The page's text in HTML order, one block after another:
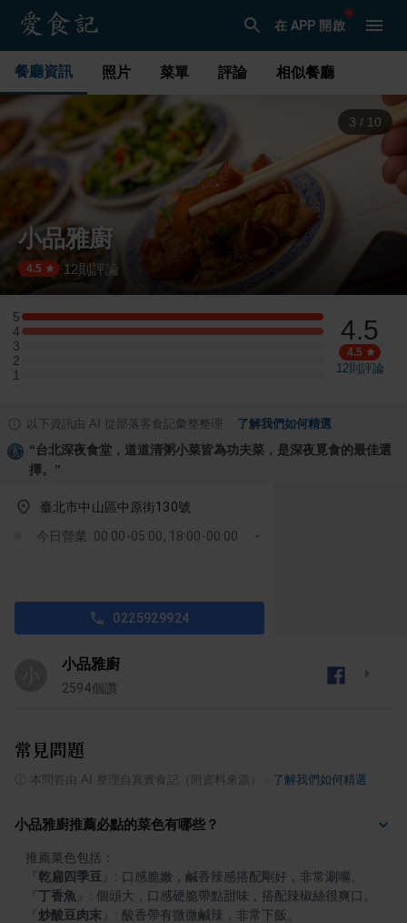
在 APP 開啟
餐廳資訊 照片 菜單 評論 相似餐廳
3 / 10
小品雅廚
4.5 ·12則評論
5
5 星：1 則評論
4
4 星：1 則評論
3
3 星：0 則評論
2
2 星：0 則評論
1
1 星：0 則評論
4.5
4.5
12則評論
以下資訊由 AI 從部落客食記彙整整理 了解我們如何精選
“台北深夜食堂，道道清粥小菜皆為功夫菜，是深夜覓食的最佳選
擇。 ”
臺北市中山區中原街130號
今日營業: 00:00-05:00, 18:00-00:00
0225929924
小品雅廚
2594個讚
常見問題
本問答由 AI 整理自真實食記（附資料來源） 了解我們如何精選
小品雅廚推薦必點的菜色有哪些？
乾扁四季豆
丁香魚
炒酸豆肉末